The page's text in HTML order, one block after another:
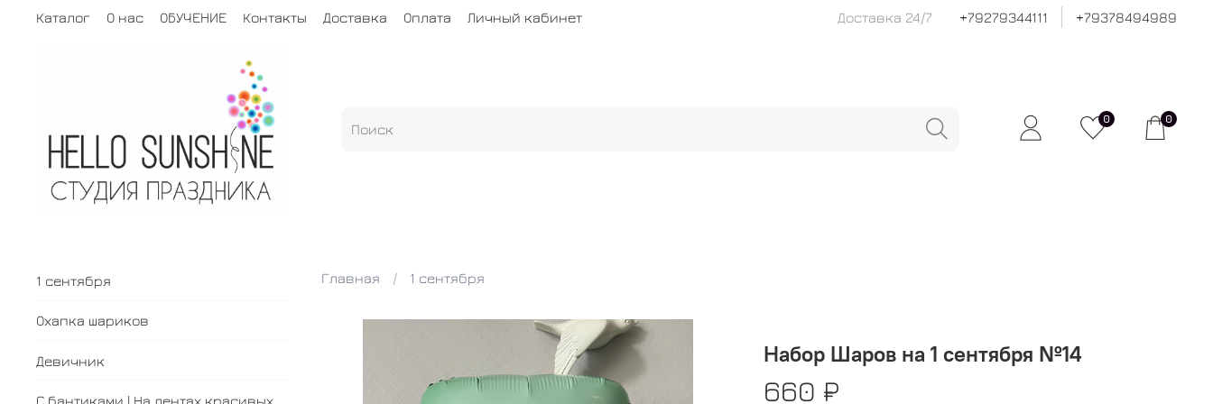
Каталог О нас ОБУЧЕНИЕ Контакты Доставка Оплата Личный кабинет Доставка 24/7 +79279344111 +79378494989
0 0
Главная 1 сентября
Набор Шаров на 1 сентября №14
660 ₽
1 сентября
Охапка шариков
Девичник
С бантиками | На лентах красивых